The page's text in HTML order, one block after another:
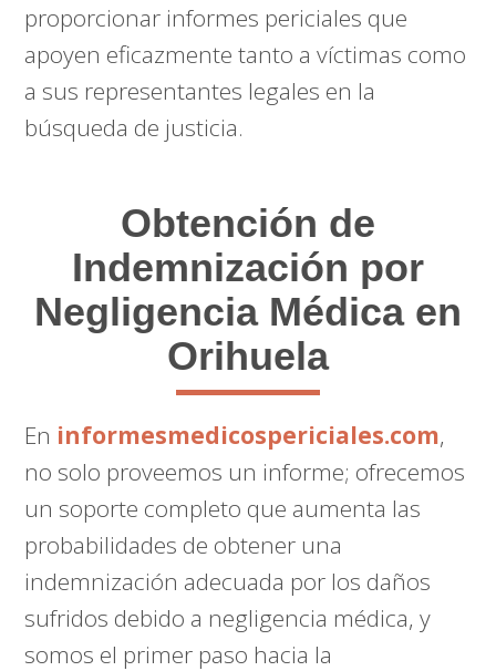
proporcionar informes periciales que
apoyen eficazmente tanto a víctimas como
a sus representantes legales en la
búsqueda de justicia.
Obtención de
Indemnización por
Negligencia Médica en
Orihuela
En informesmedicospericiales.com,
no solo proveemos un informe; ofrecemos
un soporte completo que aumenta las
probabilidades de obtener una
indemnización adecuada por los daños
sufridos debido a negligencia médica, y
somos el primer paso hacia la